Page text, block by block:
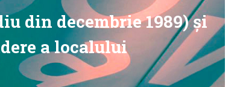
din decembrie 1989) şi
a localului